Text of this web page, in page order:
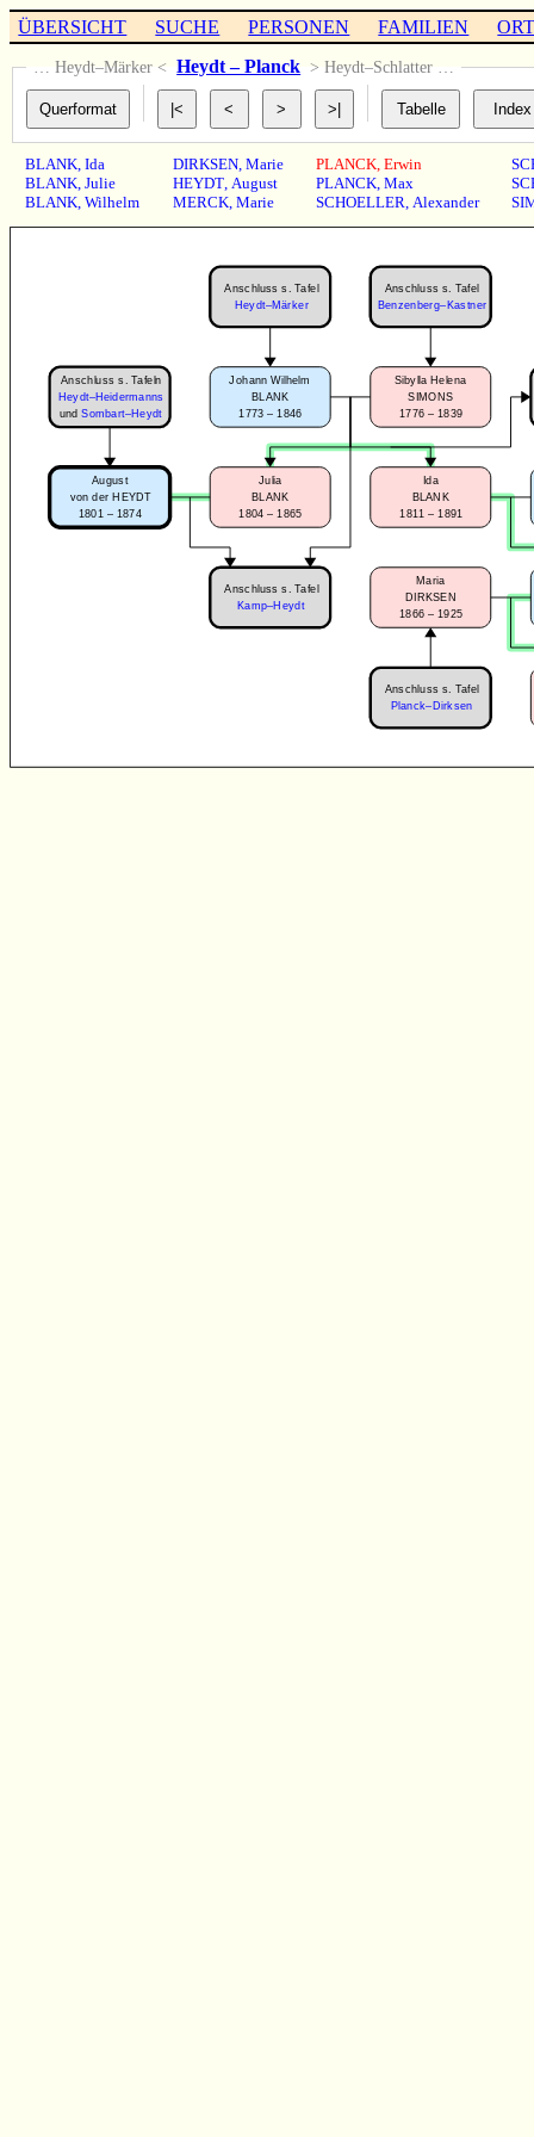
ÜBERSICHT SUCHE PERSONEN FAMILIEN
… Heydt–Märker < Heydt – Planck > Heydt–Schlatter …
BLANK,Ida
BLANK,Julie
BLANK,Wilhelm
DIRKSEN, Marie
HEYDT, August
MERCK, Marie
PLANCK, Erwin
PLANCK, Max
SCHOELLER, Alexander
Sibylla Helena
SIMONS
1776 – 1839
Johann Wilhelm
BLANK
1773 – 1846
Julia
BLANK
1804 – 1865
August
von der HEYDT
1801 – 1874
Anschluss s. Tafeln
Heydt–Heidermanns
undSombart–Heydt
Ida
BLANK
1811 – 1891
Maria
DIRKSEN
1866 – 1925
Anschluss s. Tafel
Heydt–Märker
Anschluss s. Tafel
Benzenberg–Kastner
Anschluss s. Tafel
Kamp–Heydt
Anschluss s. Tafel
Planck–Dirksen